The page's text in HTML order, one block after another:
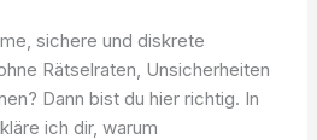
sichere und diskrete
Rätselraten, Unsicherheiten
Dann bist du hier richtig. In
ich dir, warum